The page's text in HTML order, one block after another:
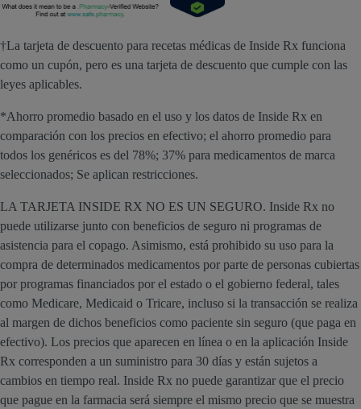
†La tarjeta de descuento para recetas médicas de Inside Rx funciona
como un cupón, pero es una tarjeta de descuento que cumple con las
leyes aplicables.
*Ahorro promedio basado en el uso y los datos de Inside Rx en
comparación con los precios en efectivo; el ahorro promedio para
todos los genéricos es del 78%; 37% para medicamentos de marca
seleccionados; Se aplican restricciones.
LA TARJETA INSIDE RX NO ES UN SEGURO. Inside Rx no
puede utilizarse junto con beneficios de seguro ni programas de
asistencia para el copago. Asimismo, está prohibido su uso para la
compra de determinados medicamentos por parte de personas cubiertas
por programas financiados por el estado o el gobierno federal, tales
como Medicare, Medicaid o Tricare, incluso si la transacción se realiza
al margen de dichos beneficios como paciente sin seguro (que paga en
efectivo). Los precios que aparecen en línea o en la aplicación Inside
Rx corresponden a un suministro para 30 días y están sujetos a
cambios en tiempo real. Inside Rx no puede garantizar que el precio
que pague en la farmacia será siempre el mismo precio que se muestra